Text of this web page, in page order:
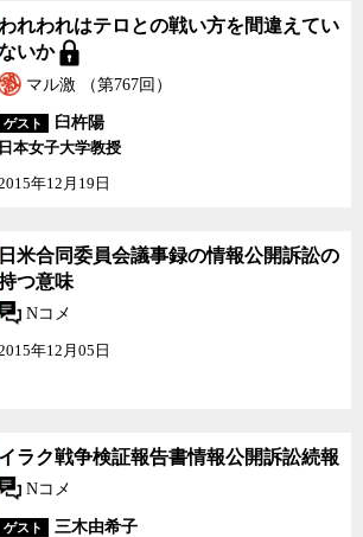
れわれはテロとの戦い方を間違えてい
いか
マル激 （第767回）
ゲスト
臼杵陽
日本女子大学教授
年12月19日
日米合同委員会議事録の情報公開訴訟の
つ意味
Nコメ
年12月05日
イラク戦争検証報告書情報公開訴訟続報
Nコメ
ゲスト
三木由希子